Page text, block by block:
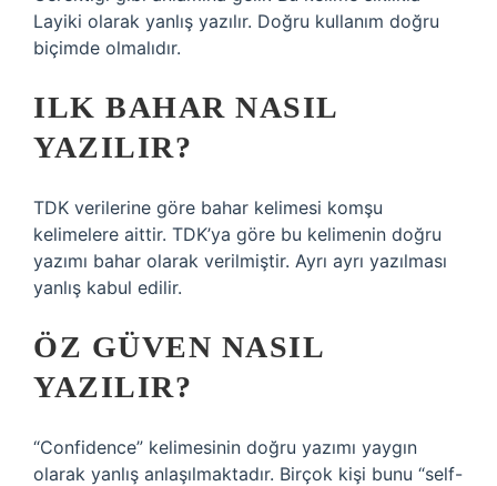
Layiki olarak yanlış yazılır. Doğru kullanım doğru
biçimde olmalıdır.
ILK BAHAR NASIL
YAZILIR?
TDK verilerine göre bahar kelimesi komşu
kelimelere aittir. TDK’ya göre bu kelimenin doğru
yazımı bahar olarak verilmiştir. Ayrı ayrı yazılması
yanlış kabul edilir.
ÖZ GÜVEN NASIL
YAZILIR?
“Confidence” kelimesinin doğru yazımı yaygın
olarak yanlış anlaşılmaktadır. Birçok kişi bunu “self-